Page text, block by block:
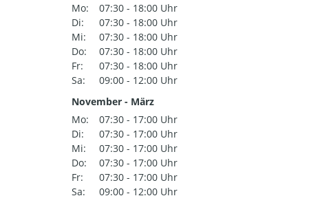
Mo:
07:30 - 18:00 Uhr
Di:
07:30 - 18:00 Uhr
Mi:
07:30 - 18:00 Uhr
Do:
07:30 - 18:00 Uhr
Fr:
07:30 - 18:00 Uhr
Sa:
09:00 - 12:00 Uhr
November - März
Mo:
07:30 - 17:00 Uhr
Di:
07:30 - 17:00 Uhr
Mi:
07:30 - 17:00 Uhr
Do:
07:30 - 17:00 Uhr
Fr:
07:30 - 17:00 Uhr
Sa:
09:00 - 12:00 Uhr